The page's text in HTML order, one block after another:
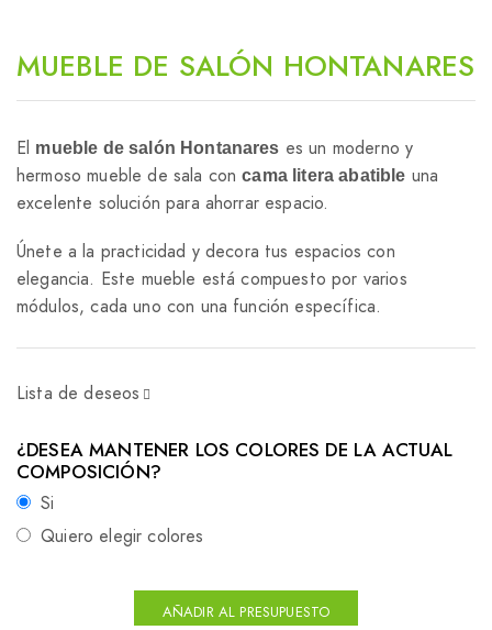
MUEBLE DE SALÓN HONTANARES
El mueble de salón Hontanares es un moderno y
hermoso mueble de sala concama litera abatible una
excelente solución para ahorrar espacio.
Únete a la practicidad y decora tus espacios con
elegancia. Este mueble está compuesto por varios
módulos, cada uno con una función específica.
Lista de deseos
¿DESEA MANTENER LOS COLORES DE LA ACTUAL
COMPOSICIÓN?
Si
Quiero elegir colores
AÑADIR AL PRESUPUESTO